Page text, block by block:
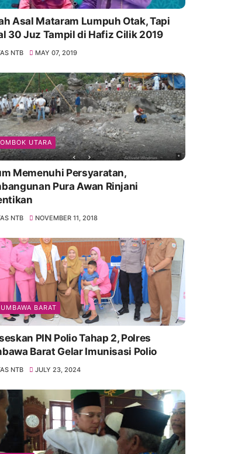
Asal Mataram Lumpuh Otak, Tapi
30 Juz Tampil di Hafiz Cilik 2019
NTB MAY 07, 2019
UTARA
Memenuhi Persyaratan,
Pura Awan Rinjani
NTB NOVEMBER 11, 2018
BARAT
PIN Polio Tahap 2, Polres
Barat Gelar Imunisasi Polio
NTB JULY 23, 2024